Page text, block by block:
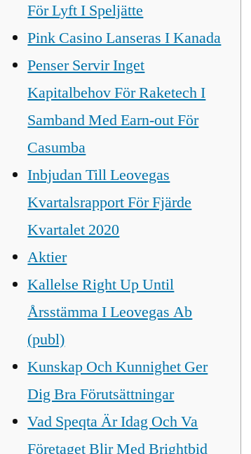
För Lyft I Speljätte
Pink Casino Lanseras I Kanada
Penser Servir Inget
Kapitalbehov För Raketech I
Samband Med Earn-out För
Casumba
Inbjudan Till Leovegas
Kvartalsrapport För Fjärde
Kvartalet 2020
Aktier
Kallelse Right Up Until
Årsstämma I Leovegas Ab
(publ)
Kunskap Och Kunnighet Ger
Dig Bra Förutsättningar
Vad Speqta Är Idag Och Va
Företaget Blir Med Brightbid